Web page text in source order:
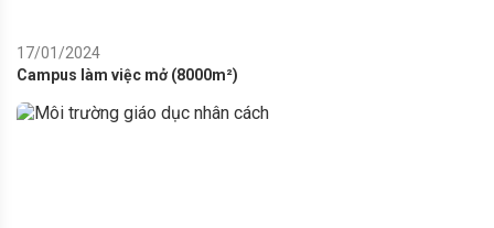
17/01/2024
Campus làm việc mở (8000m²)